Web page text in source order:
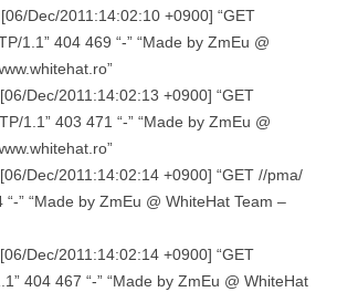
Dec/2011:14:02:10 +0900] “GET
1.1” 404 469 “-” “Made by ZmEu @
Dec/2011:14:02:13 +0900] “GET
1.1” 403 471 “-” “Made by ZmEu @
Dec/2011:14:02:14 +0900] “GET //pma/
“-” “Made by ZmEu @ WhiteHat Team –
Dec/2011:14:02:14 +0900] “GET
404 467 “-” “Made by ZmEu @ WhiteHat